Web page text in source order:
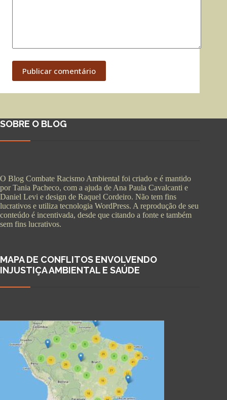
Publicar comentário
SOBRE O BLOG
O Blog Combate Racismo Ambiental foi criado e é mantido
por Tania Pacheco, com a ajuda de Ana Paula Cavalcanti e
Daniel Levi e design de Raquel Cordeiro. Não tem fins
lucrativos e utiliza tecnologia WordPress. A reprodução de seu
conteúdo é incentivada, desde que citando a fonte e também
sem fins lucrativos.
MAPA DE CONFLITOS ENVOLVENDO
INJUSTIÇA AMBIENTAL E SAÚDE